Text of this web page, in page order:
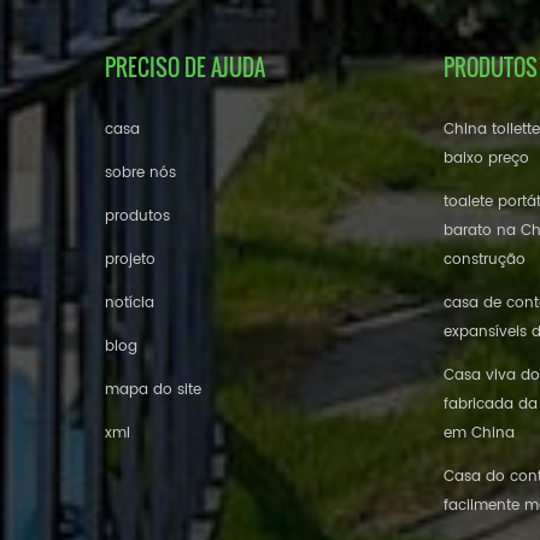
PRECISO DE AJUDA
casa
sobre nós
produtos
projeto
notícia
blog
mapa do site
xml
China
baixo preço
toalete
barato na
construção
casa de
expansíveis
Casa viva
fabricada
em China
Casa do
facilmente